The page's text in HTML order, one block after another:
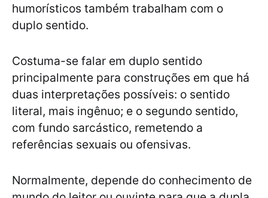
humorísticos também trabalham com o
duplo sentido.
Costuma-se falar em duplo sentido
principalmente para construções em que há
duas interpretações possíveis: o sentido
literal, mais ingênuo; e o segundo sentido,
com fundo sarcástico, remetendo a
referências sexuais ou ofensivas.
Normalmente, depende do conhecimento de